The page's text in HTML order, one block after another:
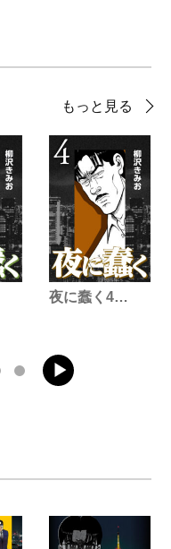
もっと見る
夜に蠢く4…